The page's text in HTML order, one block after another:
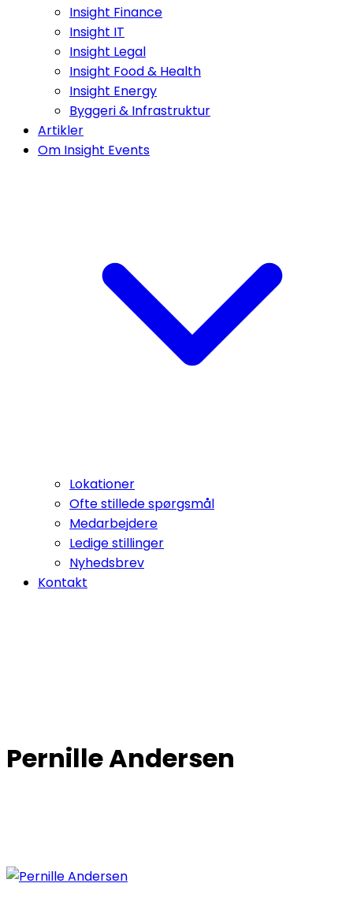
Insight Finance
Insight IT
Insight Legal
Insight Food & Health
Insight Energy
Byggeri & Infrastruktur
Artikler
Om Insight Events
Lokationer
Ofte stillede spørgsmål
Medarbejdere
Ledige stillinger
Nyhedsbrev
Kontakt
Pernille Andersen